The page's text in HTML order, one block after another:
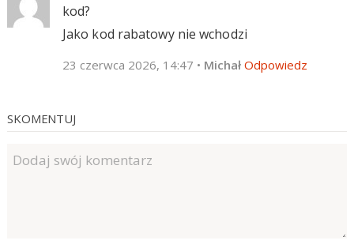
kod?
Jako kod rabatowy nie wchodzi
23 czerwca 2026, 14:47 • Michał Odpowiedz
SKOMENTUJ